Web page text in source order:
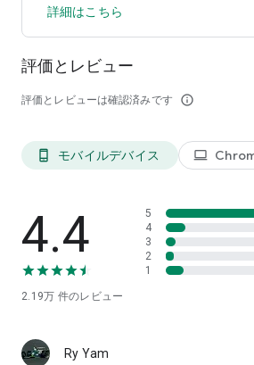
• .milk プリセットとスペクトルに対応
• 他社のPowerampプリセットパックにも
• 通知の設定が可能
• 他社のPowerampスキンに対応
• 設定可能なライトスキンおよびダーク
• 音量キーで再開/一時停止/トラック変
トラック変更には許可の付与が必要です
• Samsungでは、Hi-Resトラックの再生
ど）が検出できず、帯域周波数の変更が
詳細はこちら
評価とレビュー
評価とレビューは確認済みです info_outline
phone_android モバイルデバイス laptop
4.4
2.19万 件のレビュー
5
4
3
2
1
Ry Yam